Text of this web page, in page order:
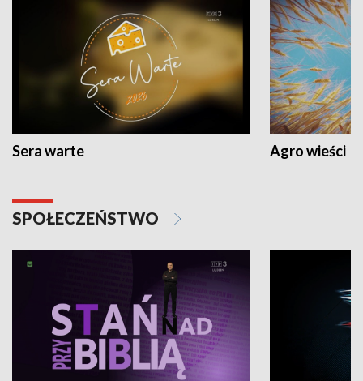
Sera warte Agro wieści
SPOŁECZEŃSTWO